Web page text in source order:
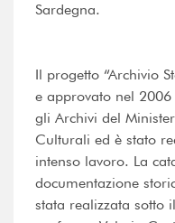
Sardegna.
Il progetto “Archivio
e approvato nel
gli Archivi del
Culturali ed è stato
intenso lavoro. La
documentazione
stata realizzata sotto